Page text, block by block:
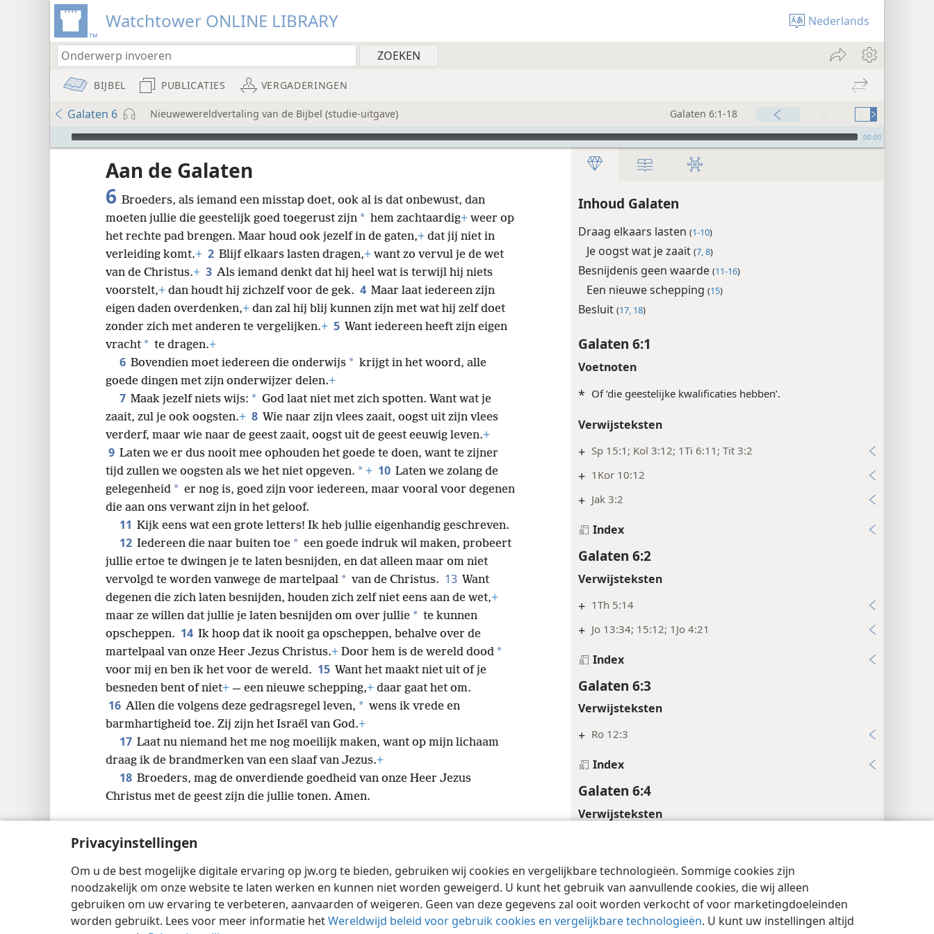
Privacyinstellingen
Om u de best mogelijke digitale ervaring op jw.org te bieden, gebruiken wij cookies en vergelijkbare technologieën. Sommige cookies zijn
noodzakelijk om onze website te laten werken en kunnen niet worden geweigerd. U kunt het gebruik van aanvullende cookies, die wij alleen
gebruiken om uw ervaring te verbeteren, aanvaarden of weigeren. Geen van deze gegevens zal ooit worden verkocht of voor marketingdoeleinden
worden gebruikt. Lees voor meer informatie hetWereldwijd beleid voor gebruik cookies en vergelijkbare technologieën. U kunt uw instellingen altijd
Watchtower ONLINE LIBRARY Nederlands
BIJBEL PUBLICATIES VERGADERINGEN
Galaten 6 Nieuwewereldvertaling van de Bijbel (studie-uitgave) Galaten 6:1-18
Audio Player 00:00
Inhoud Galaten
Draag elkaars lasten (1-10)
Je oogst wat je zaait (7, 8)
Besnijdenis geen waarde (11-16)
Een nieuwe schepping (15)
Besluit (17, 18)
Galaten 6:1
Voetnoten
* Of ‘die geestelijke kwalificaties hebben’.
Verwijsteksten
+ Sp 15:1; Kol 3:12; 1Ti 6:11; Tit 3:2
+ 1Kor 10:12
+ Jak 3:2
Index
Galaten 6:2
Verwijsteksten
+ 1Th 5:14
+ Jo 13:34; 15:12; 1Jo 4:21
Index
Galaten 6:3
Verwijsteksten
+ Ro 12:3
Index
Galaten 6:4
Verwijsteksten
+ Ga 5:26
Index
Galaten 6:5
Aan de Galaten
6 Broeders, als iemand een misstap doet, ook al is dat onbewust, dan
moeten jullie die geestelijk goed toegerust zijn * hem zachtaardig+ weer op
het rechte pad brengen. Maar houd ook jezelf in de gaten,+ dat jij niet in
verleiding komt.+ 2 Blijf elkaars lasten dragen,+ want zo vervul je de wet
van de Christus.+ 3 Als iemand denkt dat hij heel wat is terwijl hij niets
voorstelt,+ dan houdt hij zichzelf voor de gek. 4 Maar laat iedereen zijn
eigen daden overdenken,+ dan zal hij blij kunnen zijn met wat hij zelf doet
zonder zich met anderen te vergelijken.+ 5 Want iedereen heeft zijn eigen
vracht * te dragen.+
6 Bovendien moet iedereen die onderwijs * krijgt in het woord, alle
goede dingen met zijn onderwijzer delen.+
7 Maak jezelf niets wijs: * God laat niet met zich spotten. Want wat je
zaait, zul je ook oogsten.+ 8 Wie naar zijn vlees zaait, oogst uit zijn vlees
verderf, maar wie naar de geest zaait, oogst uit de geest eeuwig leven.+
9 Laten we er dus nooit mee ophouden het goede te doen, want te zijner
tijd zullen we oogsten als we het niet opgeven. * + 10 Laten we zolang de
gelegenheid * er nog is, goed zijn voor iedereen, maar vooral voor degenen
die aan ons verwant zijn in het geloof.
11 Kijk eens wat een grote letters! Ik heb jullie eigenhandig geschreven.
12 Iedereen die naar buiten toe * een goede indruk wil maken, probeert
jullie ertoe te dwingen je te laten besnijden, en dat alleen maar om niet
vervolgd te worden vanwege de martelpaal * van de Christus. 13 Want
degenen die zich laten besnijden, houden zich zelf niet eens aan de wet,+
maar ze willen dat jullie je laten besnijden om over jullie * te kunnen
opscheppen. 14 Ik hoop dat ik nooit ga opscheppen, behalve over de
martelpaal van onze Heer Jezus Christus.+ Door hem is de wereld dood *
voor mij en ben ik het voor de wereld. 15 Want het maakt niet uit of je
besneden bent of niet+ — een nieuwe schepping,+ daar gaat het om.
16 Allen die volgens deze gedragsregel leven, * wens ik vrede en
barmhartigheid toe. Zij zijn het Israël van God.+
17 Laat nu niemand het me nog moeilijk maken, want op mijn lichaam
draag ik de brandmerken van een slaaf van Jezus.+
18 Broeders, mag de onverdiende goedheid van onze Heer Jezus
Christus met de geest zijn die jullie tonen. Amen.
Copyright © 2026 Watch Tower Bible and Tract Society of Pennsylvania Gebruiksvoorwaarden Privacybeleid Privacyinstellingen JW.ORG Inloggen